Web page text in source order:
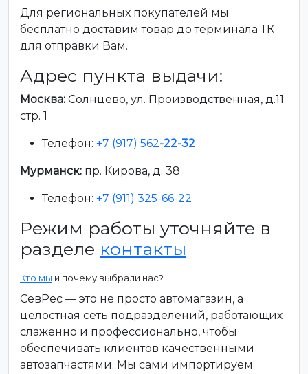
Для региональных покупателей мы
бесплатно доставим товар до терминала ТК
для отправки Вам.
Адрес пункта выдачи:
Москва: Солнцево, ул. Производственная, д.11
стр. 1
Телефон: +7 (917) 562-22-32
Мурманск: пр. Кирова, д. 38
Телефон: +7 (911) 325-66-22
Режим работы уточняйте в
разделе контакты
Кто мы и почему выбрали нас?
СевРес — это не просто автомагазин, а
целостная сеть подразделений, работающих
слаженно и профессионально, чтобы
обеспечивать клиентов качественными
автозапчастями. Мы сами импортируем